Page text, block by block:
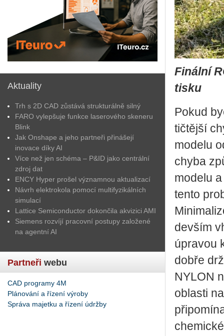
Aktuality
Trh s 2D CAD zůstává strukturálně silný
FARO vylepšuje funkce laserového skeneru
Blink
Jak Onshape a jeho partneři přinášejí
inovace díky AI
Více než jen schéma – P&ID jako centrální
zdroj dat
ENCY Hyper prošel významnou aktualizací
Návrh elektrokola pomocí multifyzikálních
simulací
Lattice Semiconductor dokončila akvizici AMI
Siemens rozvíjí pracovní postupy založené
na agentní AI
Partneři webu
CAD programy 4M
Plánování a řízení výroby
Správa majetku a řízení údržby
Finální
tisku
Pokud
tič­těj­ší
mo­de­lu
chyba
mo­de­lu
tento
de­vším
úpra­vou
dobře
NYLON
ob­las­ti